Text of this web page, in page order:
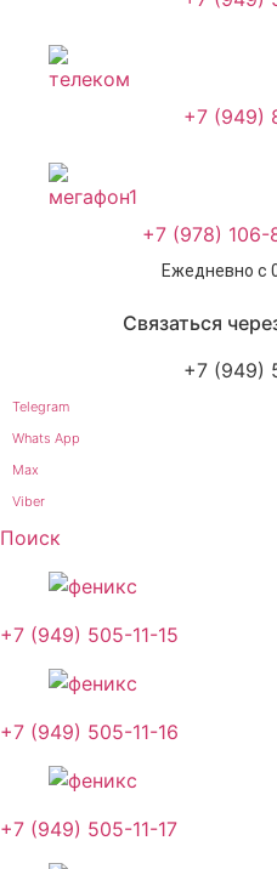
+7 (949)
+7 (978)
Ежедневно с
Связаться
+7 (949)
Telegram
Whats App
Max
Viber
Поиск
+7 (949) 505-11-15
+7 (949) 505-11-16
+7 (949) 505-11-17